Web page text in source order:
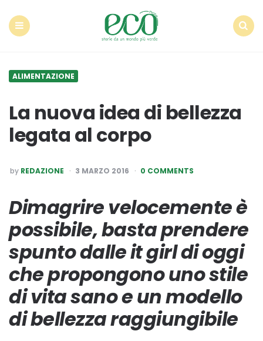
ALIMENTAZIONE
La nuova idea di bellezza
legata al corpo
POSTED
BY
by REDAZIONE 3 MARZO 2016 0 COMMENTS
Dimagrire velocemente è
possibile, basta prendere
spunto dalle it girl di oggi
che propongono uno stile
di vita sano e un modello
di bellezza raggiungibile